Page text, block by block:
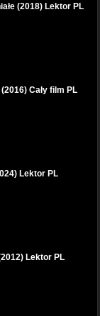
(2018) Lektor PL
Cały film PL
Lektor PL
Lektor PL